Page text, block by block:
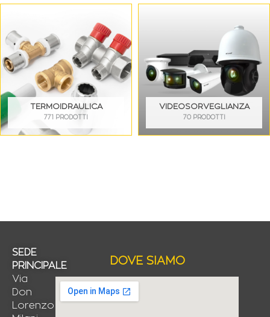
TERMOIDRAULICA
771 PRODOTTI
VIDEOSORVEGLIANZA
70 PRODOTTI
SEDE
PRINCIPALE
Via
Don
Lorenzo
DOVE SIAMO